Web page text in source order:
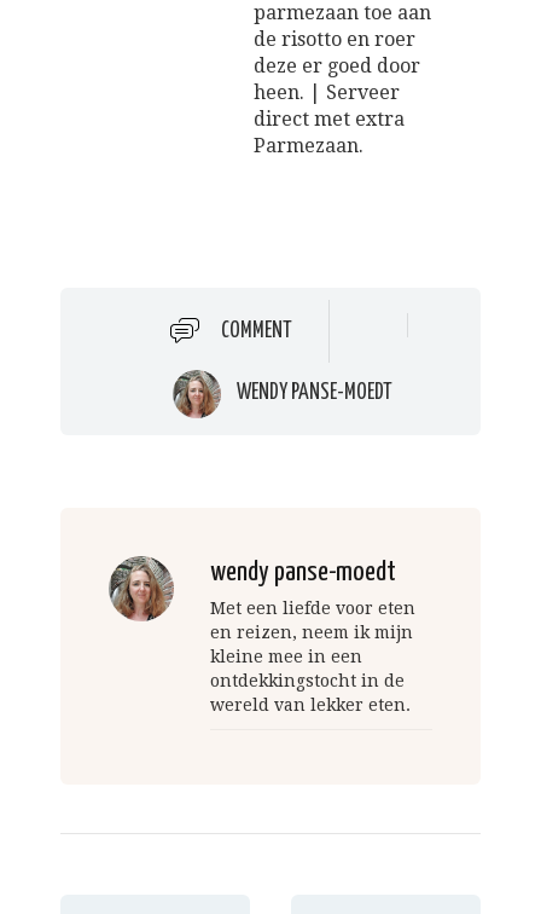
parmezaan toe aan
de risotto en roer
deze er goed door
heen. | Serveer
direct met extra
Parmezaan.
COMMENT
WENDY PANSE-MOEDT
wendy panse-moedt
Met een liefde voor eten
en reizen, neem ik mijn
kleine mee in een
ontdekkingstocht in de
wereld van lekker eten.